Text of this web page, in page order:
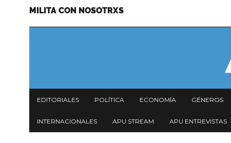
Menu
MILITA CON NOSOTRXS
Navegación
principal
EDITORIALES POLÍTICA ECONOMÍA GÉNEROS
INTERNACIONALES APU STREAM APU ENTREVISTAS